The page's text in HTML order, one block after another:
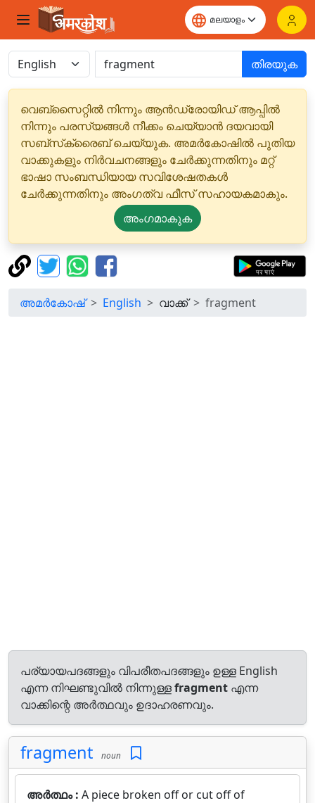
തിരയുക
വെബ്‌സൈറ്റിൽ നിന്നും ആൻഡ്രോയിഡ് ആപ്പിൽ
നിന്നും പരസ്യങ്ങൾ നീക്കം ചെയ്യാൻ ദയവായി
സബ്‌സ്‌ക്രൈബ് ചെയ്യുക. അമർകോഷിൽ പുതിയ
വാക്കുകളും നിർവചനങ്ങളും ചേർക്കുന്നതിനും മറ്റ്
ഭാഷാ സംബന്ധിയായ സവിശേഷതകൾ
ചേർക്കുന്നതിനും അംഗത്വ ഫീസ് സഹായകമാകും.
അംഗമാകുക
അമർകോഷ് English വാക്ക് fragment
പര്യായപദങ്ങളും വിപരീതപദങ്ങളും ഉള്ള English
എന്ന നിഘണ്ടുവിൽ നിന്നുള്ളfragment എന്ന
വാക്കിന്റെ അർത്ഥവും ഉദാഹരണവും.
fragment noun
അർത്ഥം : A piece broken off or cut off of